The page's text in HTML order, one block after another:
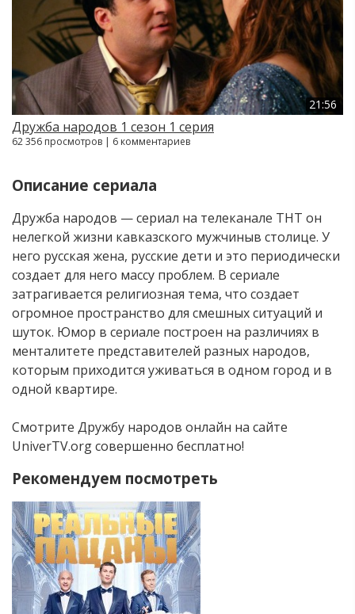
21:56
Дружба народов 1 сезон 1 серия
62 356 просмотров | 6 комментариев
Описание сериала
Дружба народов — сериал на телеканале ТНТ он
нелегкой жизни кавказского мужчиныв столице. У
него русская жена, русские дети и это периодически
создает для него массу проблем. В сериале
затрагивается религиозная тема, что создает
огромное пространство для смешных ситуаций и
шуток. Юмор в сериале построен на различиях в
менталитете представителей разных народов,
которым приходится уживаться в одном город и в
одной квартире.
Смотрите Дружбу народов онлайн на сайте
UniverTV.org совершенно бесплатно!
Рекомендуем посмотреть